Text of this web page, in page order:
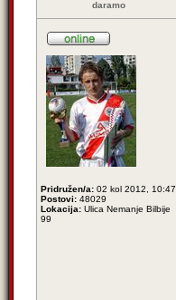
daramo
Pridružen/a: 02 kol 2012, 10:47
Postovi: 48029
Lokacija: Ulica Nemanje Bilbije
99